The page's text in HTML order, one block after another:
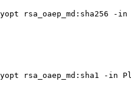
rsa_oaep_md:sha256
rsa_oaep_md:sha1 -